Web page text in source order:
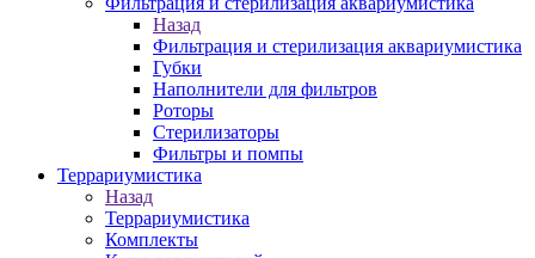
Назад
Фильтрация и стерилизация аквариумистика
Губки
Наполнители для фильтров
Роторы
Стерилизаторы
Фильтры и помпы
Террариумистика
Назад
Террариумистика
Комплекты